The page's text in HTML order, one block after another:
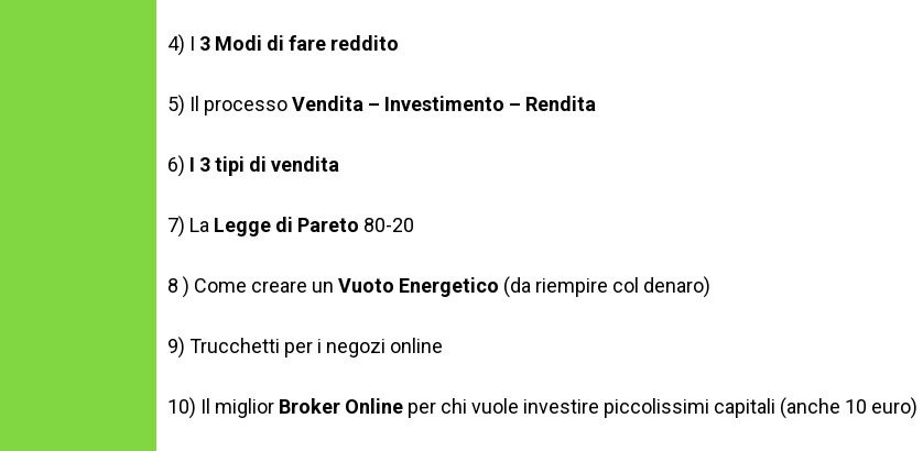
4) I 3 Modi di fare reddito
5) Il processoVendita – Investimento – Rendita
6) I 3 tipi di vendita
7) La Legge di Pareto 80-20
8 ) Come creare un Vuoto Energetico (da riempire col denaro)
9) Trucchetti per i negozi online
10) Il miglior Broker Online per chi vuole investire piccolissimi capitali (anche 10 euro)